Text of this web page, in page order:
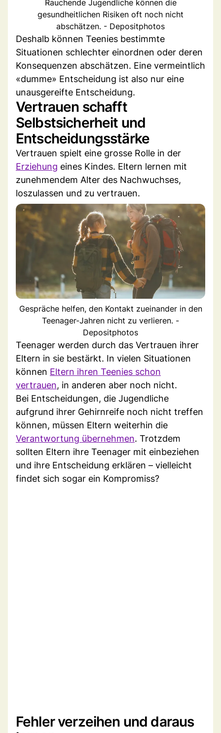
Rauchende Jugendliche können die
gesundheitlichen Risiken oft noch nicht
abschätzen. - Depositphotos
Deshalb können Teenies bestimmte
Situationen schlechter einordnen oder deren
Konsequenzen abschätzen. Eine vermeintlich
«dumme» Entscheidung ist also nur eine
unausgereifte Entscheidung.
Vertrauen schafft
Selbstsicherheit und
Entscheidungsstärke
Vertrauen spielt eine grosse Rolle in der
Erziehung eines Kindes. Eltern lernen mit
zunehmendem Alter des Nachwuchses,
loszulassen und zu vertrauen.
Gespräche helfen, den Kontakt zueinander in den
Teenager-Jahren nicht zu verlieren. -
Depositphotos
Teenager werden durch das Vertrauen ihrer
Eltern in sie bestärkt. In vielen Situationen
können Eltern ihren Teenies schon
vertrauen, in anderen aber noch nicht.
Bei Entscheidungen, die Jugendliche
aufgrund ihrer Gehirnreife noch nicht treffen
können, müssen Eltern weiterhin die
Verantwortung übernehmen. Trotzdem
sollten Eltern ihre Teenager mit einbeziehen
und ihre Entscheidung erklären – vielleicht
findet sich sogar ein Kompromiss?
Fehler verzeihen und daraus